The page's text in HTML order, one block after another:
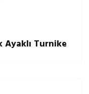
Ayaklı Turnike